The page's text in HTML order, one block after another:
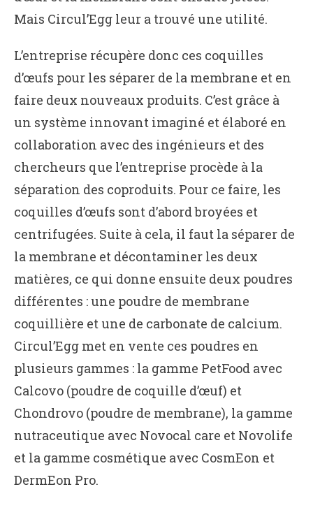
Mais Circul’Egg leur a trouvé une utilité.
L’entreprise récupère donc ces coquilles
d’œufs pour les séparer de la membrane et en
faire deux nouveaux produits. C’est grâce à
un système innovant imaginé et élaboré en
collaboration avec des ingénieurs et des
chercheurs que l’entreprise procède à la
séparation des coproduits. Pour ce faire, les
coquilles d’œufs sont d’abord broyées et
centrifugées. Suite à cela, il faut la séparer de
la membrane et décontaminer les deux
matières, ce qui donne ensuite deux poudres
différentes : une poudre de membrane
coquillière et une de carbonate de calcium.
Circul’Egg met en vente ces poudres en
plusieurs gammes : la gamme PetFood avec
Calcovo (poudre de coquille d’œuf) et
Chondrovo (poudre de membrane), la gamme
nutraceutique avec Novocal care et Novolife
et la gamme cosmétique avec CosmEon et
DermEon Pro.